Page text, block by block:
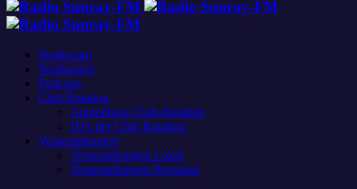
Studiocam
Sendungen
Podcasts
Club Rotation
Anmeldung Club-Rotation
DJ’s der Club Rotation
Veranstaltungen
Veranstaltungen Lokal
Veranstaltungen Regional